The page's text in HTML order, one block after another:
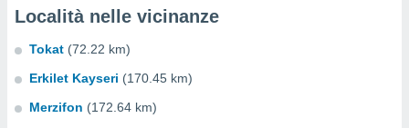
Località nelle vicinanze
Tokat (72.22 km)
Erkilet Kayseri (170.45 km)
Merzifon (172.64 km)